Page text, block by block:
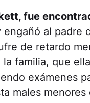
fue
al padre
de retardo
familia, que
exámenes
males